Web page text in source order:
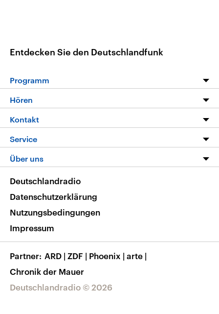
Entdecken Sie den Deutschlandfunk
Programm
Programm
Die Nachrichten
Nachrichtenleicht
Neue Beiträge auf dlf.de
Hören
Livestream
Podcasts
Deutschlandfunk App
Nachrichten App
Frequenzen
Kontakt
Hörerservice
Service
FAQ
Veranstaltungen
Musikliste
RSS
Über uns
Barrierefreiheit
Deutschlandradio © 2026
Deutschlandradio
Datenschutzerklärung
Nutzungsbedingungen
Impressum
Partner ARD | ZDF | Phoenix | arte |
Chronik der Mauer